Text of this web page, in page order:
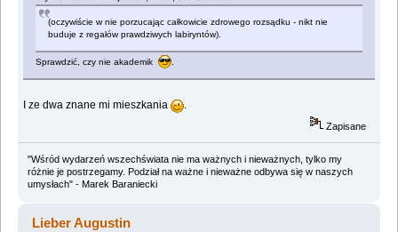
(oczywiście w nie porzucając całkowicie zdrowego rozsądku - nikt nie
buduje z regałów prawdziwych labiryntów).
Sprawdzić, czy nie akademik
I ze dwa znane mi mieszkania
Zapisane
"Wśród wydarzeń wszechświata nie ma ważnych i nieważnych, tylko my
różnie je postrzegamy. Podział na ważne i nieważne odbywa się w naszych
umysłach" - Marek Baraniecki
Lieber Augustin